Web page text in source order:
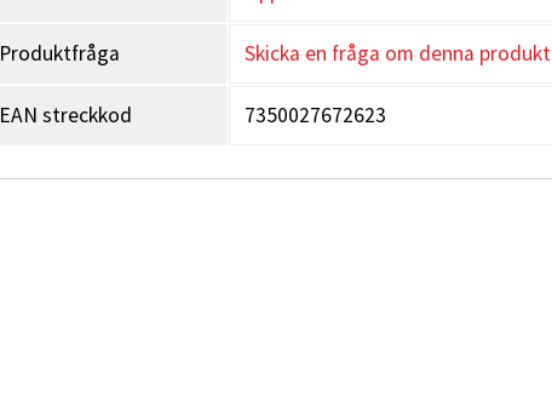
Produktfråga Skicka en fråga om denna produkt
EAN streckkod 7350027672623